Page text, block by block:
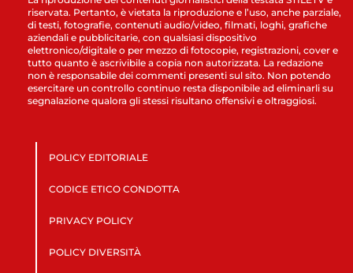
riservata. Pertanto, è vietata la riproduzione e l’uso, anche parziale,
di testi, fotografie, contenuti audio/video, filmati, loghi, grafiche
aziendali e pubblicitarie, con qualsiasi dispositivo
elettronico/digitale o per mezzo di fotocopie, registrazioni, cover e
tutto quanto è ascrivibile a copia non autorizzata. La redazione
non è responsabile dei commenti presenti sul sito. Non potendo
esercitare un controllo continuo resta disponibile ad eliminarli su
segnalazione qualora gli stessi risultano offensivi e oltraggiosi.
POLICY EDITORIALE
CODICE ETICO CONDOTTA
PRIVACY POLICY
POLICY DIVERSITÀ